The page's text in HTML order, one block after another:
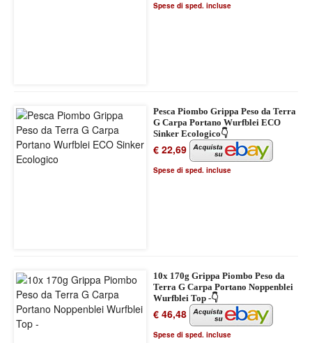
Spese di sped. incluse
Pesca Piombo Grippa Peso da Terra
G Carpa Portano Wurfblei ECO
Sinker Ecologico👇
€ 22,69
Spese di sped. incluse
10x 170g Grippa Piombo Peso da
Terra G Carpa Portano Noppenblei
Wurfblei Top -👇
€ 46,48
Spese di sped. incluse